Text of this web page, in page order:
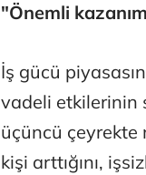
"Önemli
İş gücü
vadeli etkilerinin
üçüncü çeyrekte
kişi arttığını,